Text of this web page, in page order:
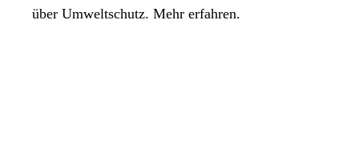
über Umweltschutz. Mehr erfahren.